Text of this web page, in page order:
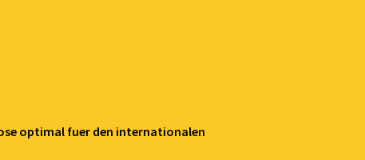
optimal fuer den internationalen